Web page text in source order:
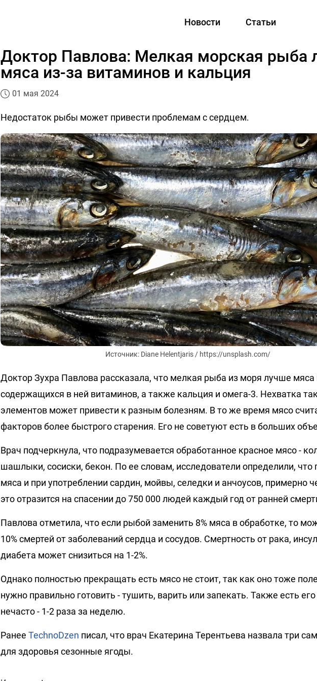
Новости Статьи
Доктор Павлова: Мелкая морская рыба
мяса из-за витаминов и кальция
01 мая 2024
Недостаток рыбы может привести проблемам с сердцем.
Источник: Diane Helentjaris / https://unsplash.com/
Доктор Зухра Павлова рассказала, что мелкая рыба из моря лучше мяса
содержащихся в ней витаминов, а также кальция и омега-3. Нехватка
элементов может привести к разным болезням. В то же время мясо
факторов более быстрого старения. Его не советуют есть в больших
Врач подчеркнула, что подразумевается обработанное красное мясо -
шашлыки, сосиски, бекон. По ее словам, исследователи определили, что
мяса и при употреблении сардин, мойвы, селедки и анчоусов, примерно
это отразится на спасении до 750 000 людей каждый год от ранней
Павлова отметила, что если рыбой заменить 8% мяса в обработке, то
10% смертей от заболеваний сердца и сосудов. Смертность от рака,
диабета может снизиться на 1-2%.
Однако полностью прекращать есть мясо не стоит, так как оно тоже
нужно правильно готовить - тушить, варить или запекать. Также есть
нечасто - 1-2 раза за неделю.
Ранее TechnoDzen писал, что врач Екатерина Терентьева назвала три
для здоровья сезонные ягоды.